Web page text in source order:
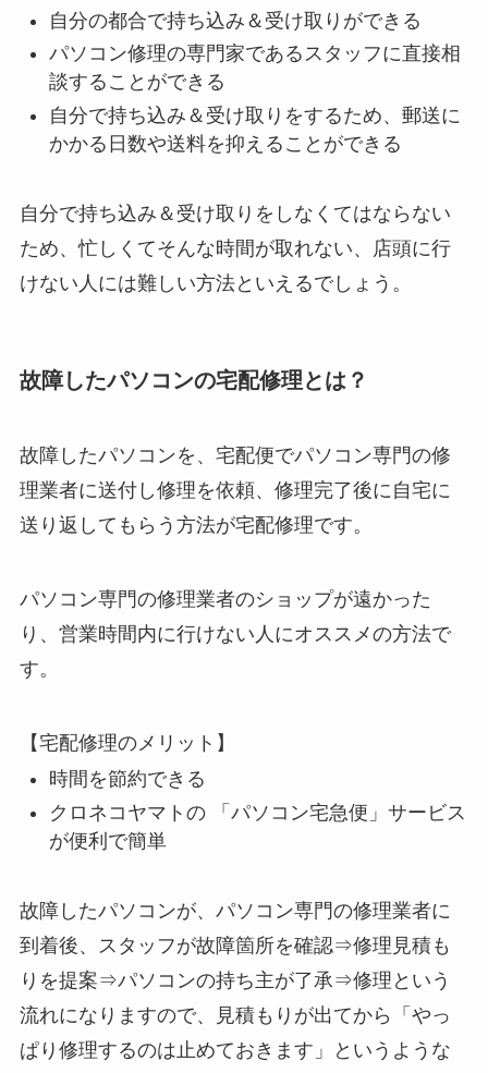
自分の都合で持ち込み＆受け取りができる
パソコン修理の専門家であるスタッフに直接相
談することができる
自分で持ち込み＆受け取りをするため、郵送に
かかる日数や送料を抑えることができる
自分で持ち込み＆受け取りをしなくてはならない
ため、忙しくてそんな時間が取れない、店頭に行
けない人には難しい方法といえるでしょう。
故障したパソコンの宅配修理とは？
故障したパソコンを、宅配便でパソコン専門の修
理業者に送付し修理を依頼、修理完了後に自宅に
送り返してもらう方法が宅配修理です。
パソコン専門の修理業者のショップが遠かった
り、営業時間内に行けない人にオススメの方法で
す。
【宅配修理のメリット】
時間を節約できる
クロネコヤマトの 「パソコン宅急便」サービス
が便利で簡単
故障したパソコンが、パソコン専門の修理業者に
到着後、スタッフが故障箇所を確認⇒修理見積も
りを提案⇒パソコンの持ち主が了承⇒修理という
流れになりますので、見積もりが出てから「やっ
ぱり修理するのは止めておきます」というような